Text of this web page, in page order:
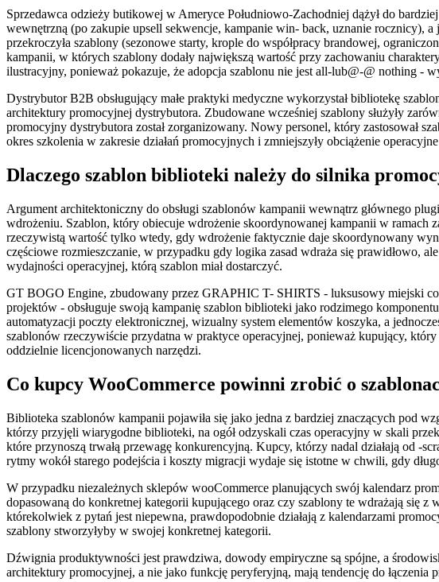
Sprzedawca odzieży butikowej w Ameryce Południowo-Zachodniej dążył do
wewnętrzną (po zakupie upsell sekwencje, kampanie win- back, uznanie rocznicy),
przekroczyła szablony (sezonowe starty, krople do współpracy brandowej,
kampanii, w których szablony dodały największą wartość przy zachowaniu
ilustracyjny, ponieważ pokazuje, że adopcja szablonu nie jest all-lub@-@ nothing
Dystrybutor B2B obsługujący małe praktyki medyczne wykorzystał bibliotekę
architektury promocyjnej dystrybutora. Zbudowane wcześniej szablony służyły
promocyjny dystrybutora został zorganizowany. Nowy personel, który zastosował
okres szkolenia w zakresie działań promocyjnych i zmniejszyły obciążenie
Dlaczego szablon biblioteki należy do silnika
Argument architektoniczny do obsługi szablonów kampanii wewnątrz głównego
wdrożeniu. Szablon, który obiecuje wdrożenie skoordynowanej kampanii w
rzeczywistą wartość tylko wtedy, gdy wdrożenie faktycznie daje skoordynowany
częściowe rozmieszczanie, w przypadku gdy logika zasad wdraża się prawidłowo,
wydajności operacyjnej, którą szablon miał dostarczyć.
GT BOGO Engine, zbudowany przez GRAPHIC T- SHIRTS - luksusowy miejski
projektów - obsługuje swoją kampanię szablon biblioteki jako rodzimego
automatyzacji poczty elektronicznej, wizualny system elementów koszyka, a
szablonów rzeczywiście przydatna w praktyce operacyjnej, ponieważ kupujący,
oddzielnie licencjonowanych narzędzi.
Co kupcy WooCommerce powinni zrobić o
Biblioteka szablonów kampanii pojawiła się jako jedna z bardziej znaczących pod
którzy przyjęli wiarygodne biblioteki, na ogół odzyskali czas operacyjny w skali
które przynoszą trwałą przewagę konkurencyjną. Kupcy, którzy nadal działają od -
rytmy wokół starego podejścia i koszty migracji wydaje się istotne w chwili, gdy
W przypadku niezależnych sklepów wooCommerce planujących swój kalendarz
dopasowaną do konkretnej kategorii kupującego oraz czy szablony te wdrażają się
którekolwiek z pytań jest niepewna, prawdopodobnie działają z kalendarzami
szablony stworzyłyby w swojej konkretnej kategorii.
Dźwignia produktywności jest prawdziwa, dowody empiryczne są spójne, a
architektury promocyjnej, a nie jako funkcję peryferyjną, mają tendencję do łączenia